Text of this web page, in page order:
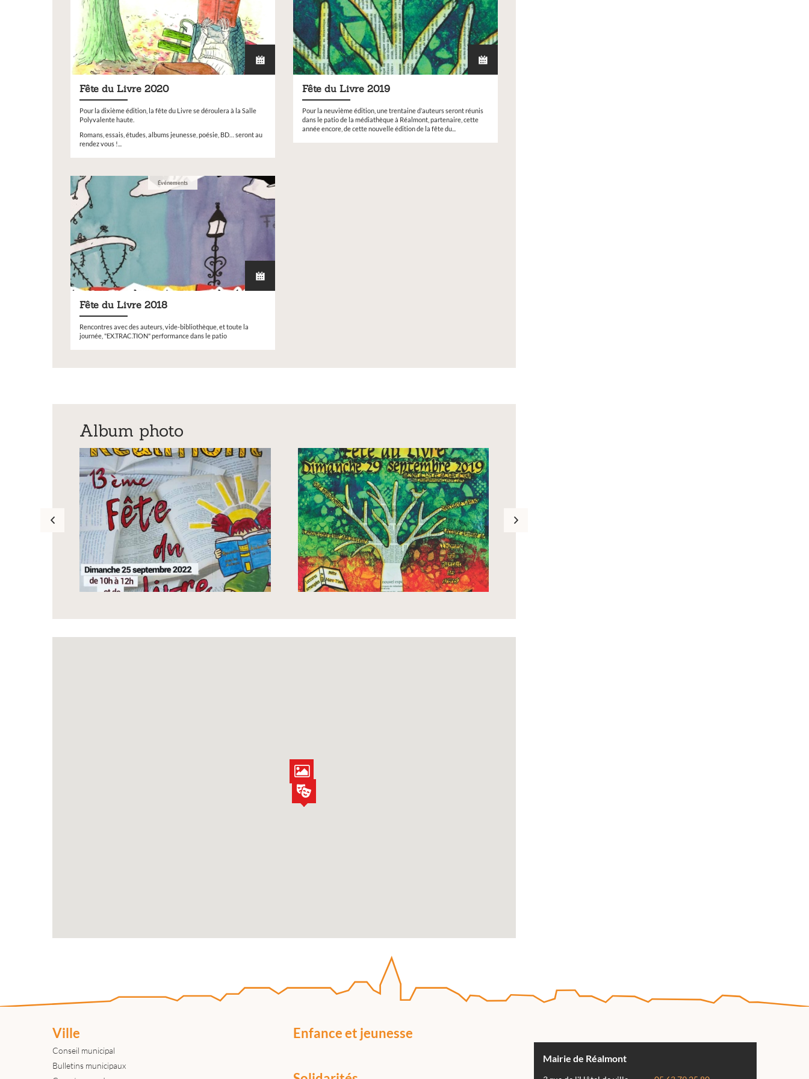
Fête du Livre 2020
Pour la dixième édition, la fête du Livre se déroulera à la Salle
Polyvalente haute.
Romans, essais, études, albums jeunesse, poésie, BD… seront au
rendez vous !...
Fête du Livre 2019
Pour la neuvième édition, une trentaine d’auteurs seront réunis
dans le patio de la médiathèque à Réalmont, partenaire, cette
année encore, de cette nouvelle édition de la fête du...
Événements
Fête du Livre 2018
Rencontres avec des auteurs, vide-bibliothèque, et toute la
journée, "EX.TRAC.TION" performance dans le patio
Album photo
Ville
Conseil municipal
Bulletins municipaux
Enfance et jeunesse
Mairie de Réalmont